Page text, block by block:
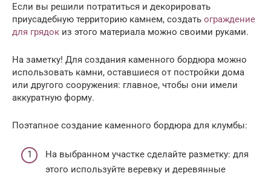
Если вы решили потратиться и декорировать
приусадебную территорию камнем, создать ограждение
для грядок из этого материала можно своими руками.
На заметку! Для создания каменного бордюра можно
использовать камни, оставшиеся от постройки дома
или другого сооружения: главное, чтобы они имели
аккуратную форму.
Поэтапное создание каменного бордюра для клумбы:
На выбранном участке сделайте разметку: для
этого используйте веревку и деревянные